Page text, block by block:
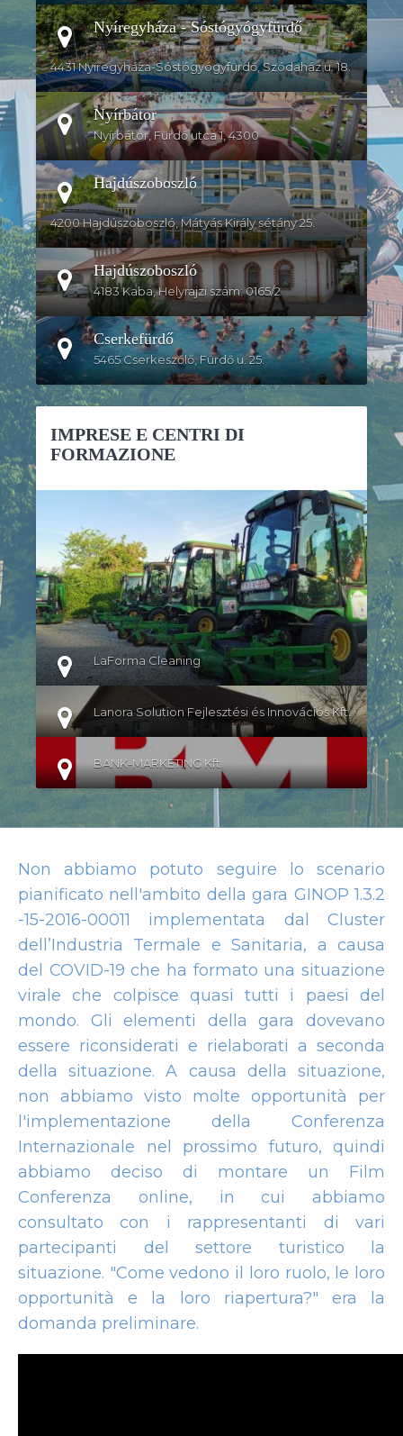
Nyíregyháza - Sóstógyógyfürdő
4431 Nyíregyháza-Sóstógyógyfürdő, Szódaház u. 18.
Nyírbátor
Nyírbátor, Fürdő utca 1, 4300
Hajdúszoboszló
4200 Hajdúszoboszló, Mátyás Király sétány 25.
Hajdúszoboszló
4183 Kaba, Helyrajzi szám: 0165/2
Cserkefürdő
5465 Cserkeszőlő, Fürdő u. 25.
IMPRESE E CENTRI DI
FORMAZIONE
DETTAGLI
LaForma Cleaning
Lanora Solution Fejlesztési és Innovációs Kft.
BANK-MARKETING Kft.
Non abbiamo potuto seguire lo scenario
pianificato nell'ambito della gara GINOP 1.3.2
-15-2016-00011 implementata dal Cluster
dell’Industria Termale e Sanitaria, a causa
del COVID-19 che ha formato una situazione
virale che colpisce quasi tutti i paesi del
mondo. Gli elementi della gara dovevano
essere riconsiderati e rielaborati a seconda
della situazione. A causa della situazione,
non abbiamo visto molte opportunità per
l'implementazione della Conferenza
Internazionale nel prossimo futuro, quindi
abbiamo deciso di montare un Film
Conferenza online, in cui abbiamo
consultato con i rappresentanti di vari
partecipanti del settore turistico la
situazione. "Come vedono il loro ruolo, le loro
opportunità e la loro riapertura?" era la
domanda preliminare.